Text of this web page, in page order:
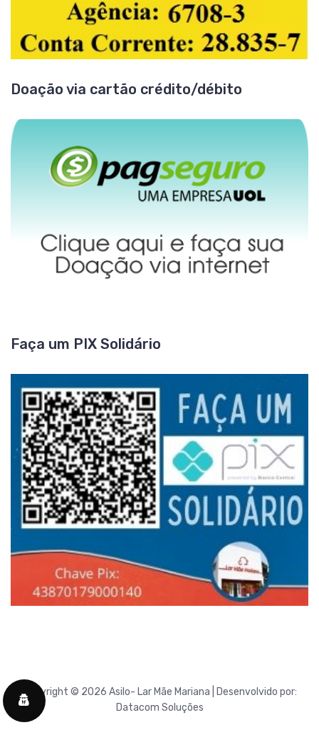
Doação via cartão crédito/débito
Faça um PIX Solidário
Copyright © 2026 Asilo- Lar Mãe Mariana | Desenvolvido por:
Datacom Soluções